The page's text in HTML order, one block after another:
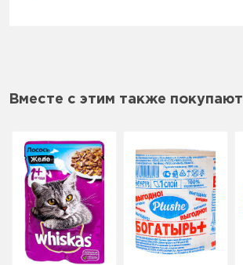
Вместе с этим также покупают